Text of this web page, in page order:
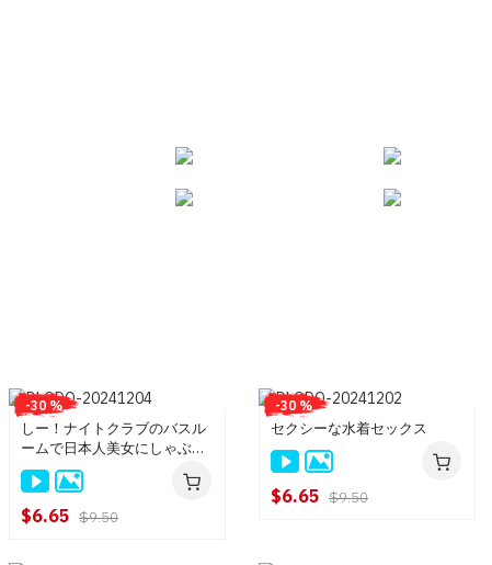
-30 %
しー！ナイトクラブのバスル
ームで日本人美女にしゃぶら
れる
$6.65 $9.50
-30 %
セクシーな水着セックス
$6.65 $9.50